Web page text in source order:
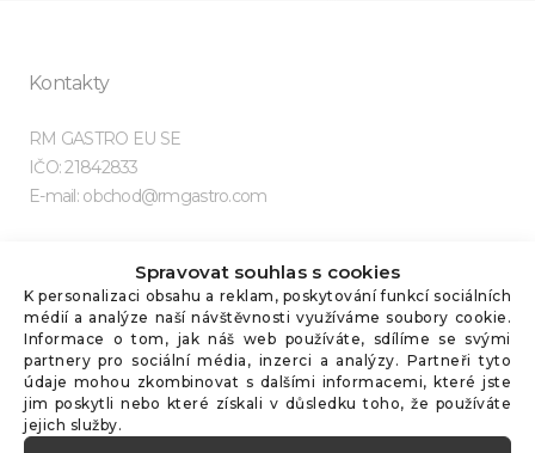
Kontakty
RM GASTRO EU SE
IČO: 21842833
E-mail: obchod@rmgastro.com
Užitečné odkazy
Kariéra
Značka RM
Značka REDFOX
Spravovat souhlas s cookies
K personalizaci obsahu a reklam, poskytování funkcí sociálních
médií a analýze naší návštěvnosti využíváme soubory cookie.
Informace o tom, jak náš web používáte, sdílíme se svými
partnery pro sociální média, inzerci a analýzy. Partneři tyto
údaje mohou zkombinovat s dalšími informacemi, které jste
jim poskytli nebo které získali v důsledku toho, že používáte
jejich služby.